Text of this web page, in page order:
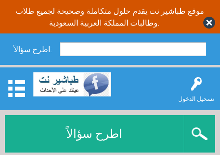
موقع طباشير نت يقدم حلول متكاملة وصحيحة لجميع طلاب
اطرح سؤالاً:
تسجيل الدخول
اطرح سؤالاً